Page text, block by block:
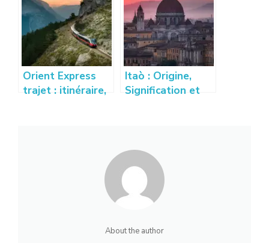
authentique
printemps
Orient Express
trajet : itinéraire,
Itaò : Origine,
Signification et
About the author